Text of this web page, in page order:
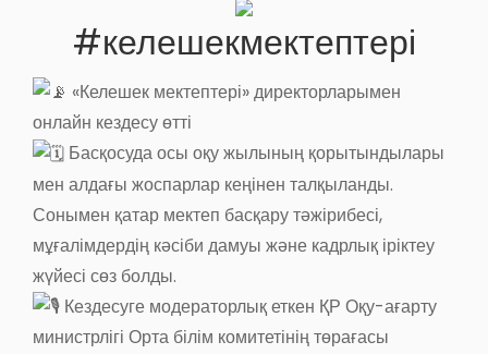
#келешекмектептері
«Келешек мектептері» директорларымен
онлайн кездесу өтті
Басқосуда осы оқу жылының қорытындылары
мен алдағы жоспарлар кеңінен талқыланды.
Сонымен қатар мектеп басқару тәжірибесі,
мұғалімдердің кәсіби дамуы және кадрлық іріктеу
жүйесі сөз болды.
Кездесуге модераторлық еткен ҚР Оқу-ағарту
министрлігі Орта білім комитетінің төрағасы